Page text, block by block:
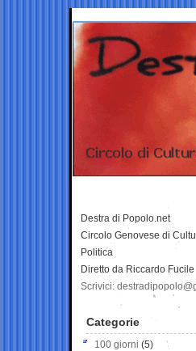
Destra di Popolo.net
Circolo Genovese di
Politica
Diretto da Riccardo Fucile
Scrivici:
Categorie
100 giorni (5)